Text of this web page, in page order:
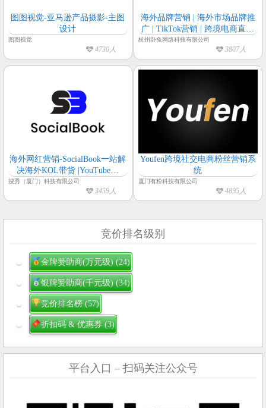
图图视觉-亚马逊产品摄影-主图
设计
图图视觉
4730人
海外品牌营销 | 海外市场品牌推
广 | TikTok营销 | 跨境电商直播
– WotoHub
杭州卧兔网络科技有限公司
3807人
海外网红营销-SocialBook一站解
决海外KOL带货 |YouTube网
红|Instagram网红|Twitch网红
搜秀（厦门）科技有限公司
3459人
Youfen跨境社交电商粉丝营销系
统
厦门有粉科技有限公司
4895人
竞价排名级别
金牌赞助商(万元级)(24)
银牌赞助商(千元级)(34)
竞价排名榜(57)
折扣码 & 优惠券(3)
平台入口 – 扫码关注公众号